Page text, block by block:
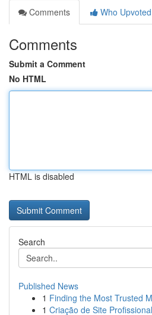
Comments
Who Upvoted
Comments
Submit a Comment
No HTML
HTML is disabled
Search
Published News
1 Finding the Most Trusted
1 Criação de Site